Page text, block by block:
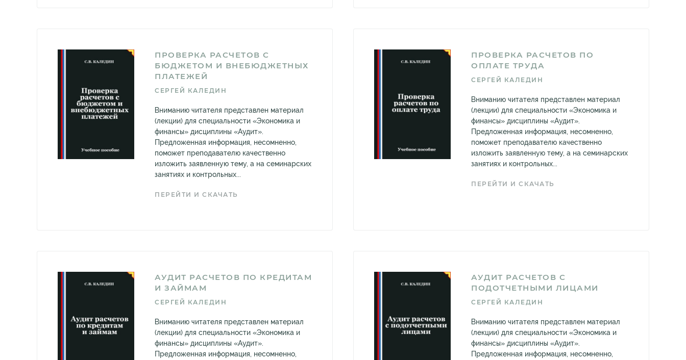
ПРОВЕРКА РАСЧЕТОВ С
БЮДЖЕТОМ И ВНЕБЮДЖЕТНЫХ
ПЛАТЕЖЕЙ
СЕРГЕЙ КАЛЕДИН
Вниманию читателя представлен материал
(лекции) для специальности «Экономика и
финансы» дисциплины «Аудит».
Предложенная информация, несомненно,
поможет преподавателю качественно
изложить заявленную тему, а на семинарских
занятиях и контрольных...
ПЕРЕЙТИ И СКАЧАТЬ
ПРОВЕРКА РАСЧЕТОВ ПО
ОПЛАТЕ ТРУДА
СЕРГЕЙ КАЛЕДИН
Вниманию читателя представлен материал
(лекции) для специальности «Экономика и
финансы» дисциплины «Аудит».
Предложенная информация, несомненно,
поможет преподавателю качественно
изложить заявленную тему, а на семинарских
занятиях и контрольных...
ПЕРЕЙТИ И СКАЧАТЬ
АУДИТ РАСЧЕТОВ ПО КРЕДИТАМ
И ЗАЙМАМ
СЕРГЕЙ КАЛЕДИН
Вниманию читателя представлен материал
(лекции) для специальности «Экономика и
финансы» дисциплины «Аудит».
Предложенная информация, несомненно,
АУДИТ РАСЧЕТОВ С
ПОДОТЧЕТНЫМИ ЛИЦАМИ
СЕРГЕЙ КАЛЕДИН
Вниманию читателя представлен материал
(лекции) для специальности «Экономика и
финансы» дисциплины «Аудит».
Предложенная информация, несомненно,